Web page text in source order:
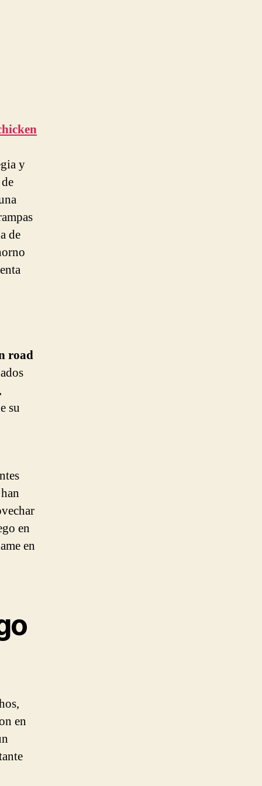
y
de
road
su
en
en
en